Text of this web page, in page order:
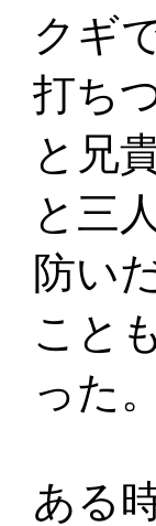
クギ
打ち
と兄
と三
防い
こと
った。
ある